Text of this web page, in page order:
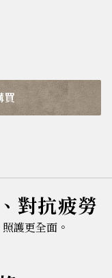
買
對抗疲勞
護更全面。